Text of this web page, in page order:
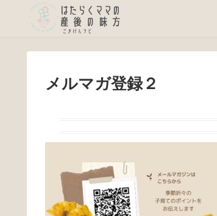
メルマガ登録２